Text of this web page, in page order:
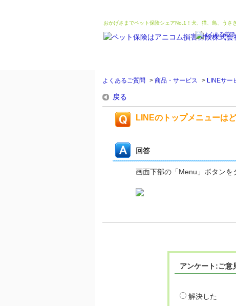
おかげさまでペット保険シェアNo.1！犬、猫、鳥、うさ
よくあるご質問 > 商品・サービス > LINEサー
戻る
LINEのトップメニューは
回答
画面下部の「Menu」ボタンを
アンケート:ご意
解決した